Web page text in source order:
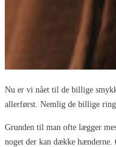
Nu er vi nået til de billige
allerførst. Nemlig de billige
Grunden til man ofte lægger
noget der kan dække